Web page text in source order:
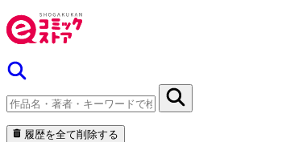
履歴を全て削除する